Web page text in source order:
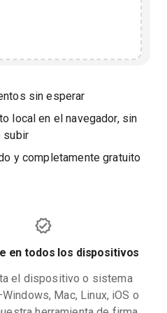
sin esperar
local en el navegador, sin
subir
y completamente gratuito
en todos los dispositivos
el dispositivo o sistema
Mac, Linux, iOS o